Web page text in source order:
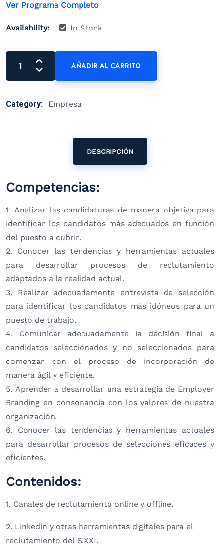
Ver Programa Completo
Availability: In Stock
AÑADIR AL CARRITO
Category: Empresa
DESCRIPCIÓN
Competencias:
1. Analizar las candidaturas de manera objetiva para
identificar los candidatos más adecuados en función
del puesto a cubrir.
2. Conocer las tendencias y herramientas actuales
para desarrollar procesos de reclutamiento
adaptados a la realidad actual.
3. Realizar adecuadamente entrevista de selección
para identificar los candidatos más idóneos para un
puesto de trabajo.
4. Comunicar adecuadamente la decisión final a
candidatos seleccionados y no seleccionados para
comenzar con el proceso de incorporación de
manera ágil y eficiente.
5. Aprender a desarrollar una estrategia de Employer
Branding en consonancia con los valores de nuestra
organización.
6. Conocer las tendencias y herramientas actuales
para desarrollar procesos de selecciones eficaces y
eficientes.
Contenidos:
1. Canales de reclutamiento online y offline.
2. Linkedin y otras herramientas digitales para el
reclutamiento del S.XXI.